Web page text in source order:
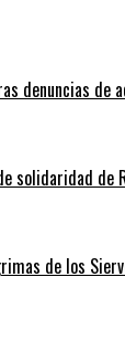
denuncias de
solidaridad
de los